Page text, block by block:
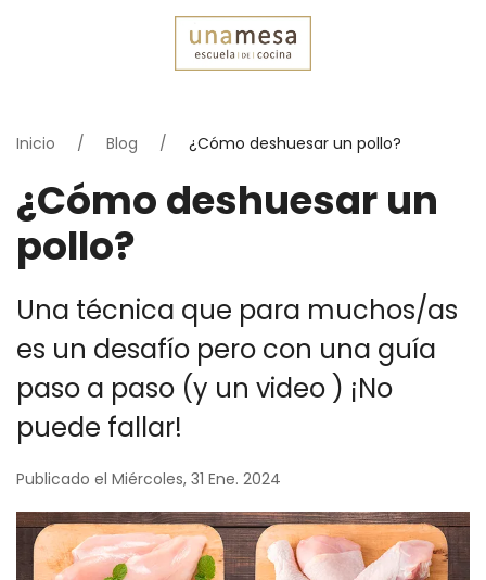
Inicio Blog ¿Cómo deshuesar un pollo?
¿Cómo deshuesar un
pollo?
Una técnica que para muchos/as
es un desafío pero con una guía
paso a paso (y un video ) ¡No
puede fallar!
Publicado el Miércoles, 31 Ene. 2024